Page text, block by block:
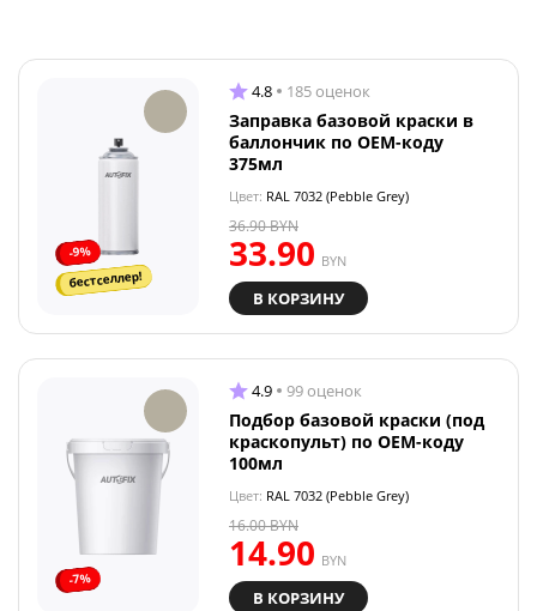
-9%
бестселлер!
4.8 185 оценок
Заправка базовой краски в
баллончик по OEM-коду
375мл
Цвет: RAL 7032 (Pebble Grey)
33.90 BYN
36.90BYN
В КОРЗИНУ
-7%
4.9 99 оценок
Подбор базовой краски (под
краскопульт) по OEM-коду
100мл
Цвет: RAL 7032 (Pebble Grey)
14.90 BYN
16.00BYN
В КОРЗИНУ